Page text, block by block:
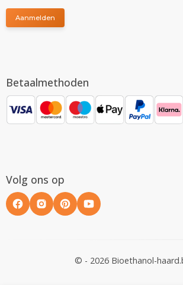
Aanmelden
Betaalmethoden
Volg ons op
© - 2026 Bioethanol-